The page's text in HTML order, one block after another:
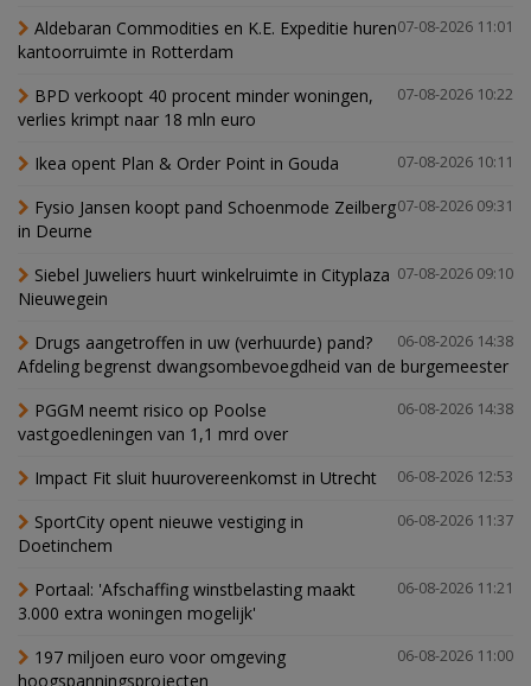
07-08-2026 11:01
Aldebaran Commodities en K.E. Expeditie huren
kantoorruimte in Rotterdam
07-08-2026 10:22
BPD verkoopt 40 procent minder woningen,
verlies krimpt naar 18 mln euro
07-08-2026 10:11
Ikea opent Plan & Order Point in Gouda
07-08-2026 09:31
Fysio Jansen koopt pand Schoenmode Zeilberg
in Deurne
07-08-2026 09:10
Siebel Juweliers huurt winkelruimte in Cityplaza
Nieuwegein
06-08-2026 14:38
Drugs aangetroffen in uw (verhuurde) pand?
Afdeling begrenst dwangsombevoegdheid van de burgemeester
06-08-2026 14:38
PGGM neemt risico op Poolse
vastgoedleningen van 1,1 mrd over
06-08-2026 12:53
Impact Fit sluit huurovereenkomst in Utrecht
06-08-2026 11:37
SportCity opent nieuwe vestiging in
Doetinchem
06-08-2026 11:21
Portaal: 'Afschaffing winstbelasting maakt
3.000 extra woningen mogelijk'
06-08-2026 11:00
197 miljoen euro voor omgeving
hoogspanningsprojecten